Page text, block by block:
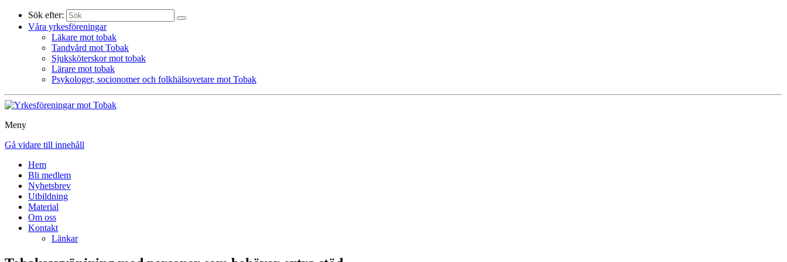
Sök efter:
Våra yrkesföreningar
Läkare mot tobak
Tandvård mot Tobak
Sjuksköterskor mot tobak
Lärare mot tobak
Psykologer, socionomer och folkhälsovetare mot Tobak
Meny
Gå vidare till innehåll
Hem
Bli medlem
Nyhetsbrev
Utbildning
Material
Om oss
Kontakt
Länkar